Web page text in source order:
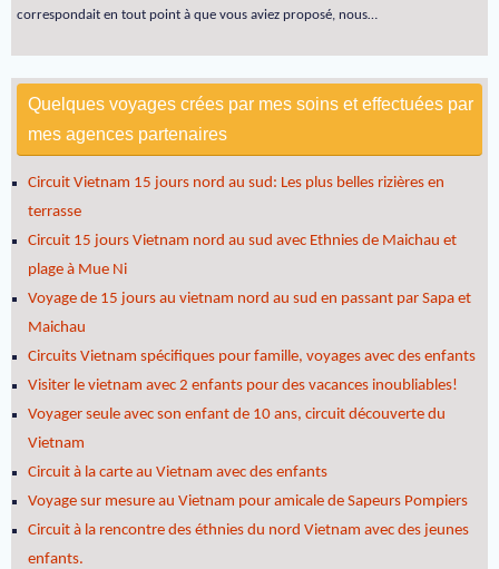
correspondait en tout point à que vous aviez proposé, nous…
Quelques voyages crées par mes soins et effectuées par
mes agences partenaires
Circuit Vietnam 15 jours nord au sud: Les plus belles rizières en
terrasse
Circuit 15 jours Vietnam nord au sud avec Ethnies de Maichau et
plage à Mue Ni
Voyage de 15 jours au vietnam nord au sud en passant par Sapa et
Maichau
Circuits Vietnam spécifiques pour famille, voyages avec des enfants
Visiter le vietnam avec 2 enfants pour des vacances inoubliables!
Voyager seule avec son enfant de 10 ans, circuit découverte du
Vietnam
Circuit à la carte au Vietnam avec des enfants
Voyage sur mesure au Vietnam pour amicale de Sapeurs Pompiers
Circuit à la rencontre des éthnies du nord Vietnam avec des jeunes
enfants.